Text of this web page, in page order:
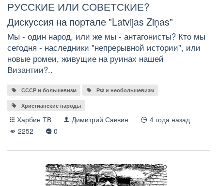
РУССКИЕ ИЛИ СОВЕТСКИЕ?
Дискуссия на портале "Latvijas Ziņas"
Мы - один народ, или же мы - антагонисты? Кто мы
сегодня - наследники "непрерывной истории", или
новые ромеи, живущие на руинах нашей
Византии?..
СССР и большевизм РФ и необольшевизм
Христианские народы
Харбин ТВ Димитрий Саввин
4 года назад
2252
0